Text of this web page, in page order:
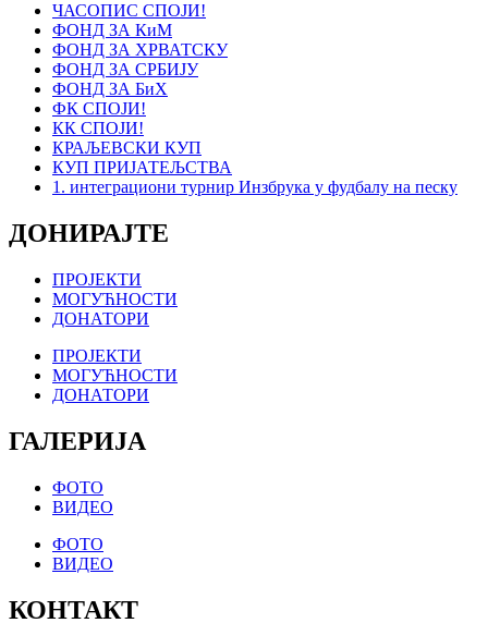
ЧАСОПИС СПОЈИ!
ФОНД ЗА КиМ
ФОНД ЗА ХРВАТСКУ
ФОНД ЗА СРБИЈУ
ФОНД ЗА БиХ
ФК СПОЈИ!
КК СПОЈИ!
КРАЉЕВСКИ КУП
КУП ПРИЈАТЕЉСТВА
1. интеграциони турнир Инзбрука у фудбалу на песку
ДОНИРАЈТЕ
ПРОЈЕКТИ
МОГУЋНОСТИ
ДОНАТОРИ
ПРОЈЕКТИ
МОГУЋНОСТИ
ДОНАТОРИ
ГАЛЕРИЈА
ФОТО
ВИДЕО
ФОТО
ВИДЕО
КОНТАКТ